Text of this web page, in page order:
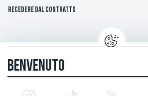
Recedere dal contratto
FOLLOW US
BENVENUTO